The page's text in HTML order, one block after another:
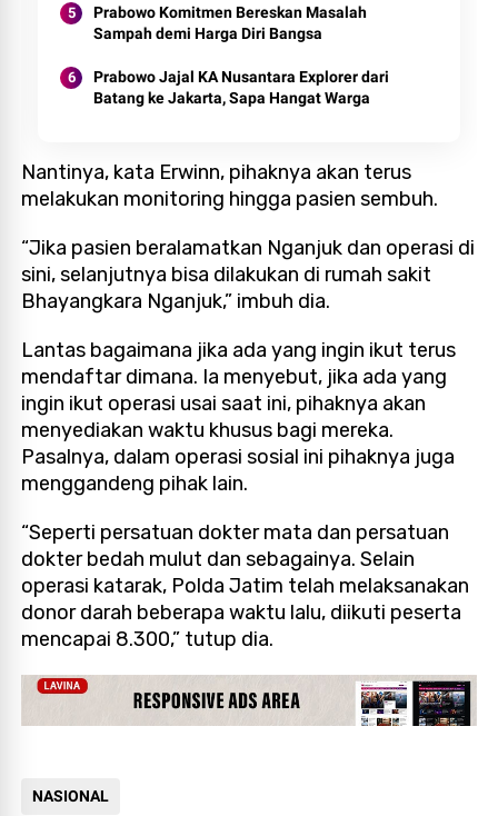
Prabowo Komitmen Bereskan Masalah
Sampah demi Harga Diri Bangsa
Prabowo Jajal KA Nusantara Explorer dari
Batang ke Jakarta, Sapa Hangat Warga
Nantinya, kata Erwinn, pihaknya akan terus
melakukan monitoring hingga pasien sembuh.
“Jika pasien beralamatkan Nganjuk dan operasi di
sini, selanjutnya bisa dilakukan di rumah sakit
Bhayangkara Nganjuk,” imbuh dia.
Lantas bagaimana jika ada yang ingin ikut terus
mendaftar dimana. Ia menyebut, jika ada yang
ingin ikut operasi usai saat ini, pihaknya akan
menyediakan waktu khusus bagi mereka.
Pasalnya, dalam operasi sosial ini pihaknya juga
menggandeng pihak lain.
“Seperti persatuan dokter mata dan persatuan
dokter bedah mulut dan sebagainya. Selain
operasi katarak, Polda Jatim telah melaksanakan
donor darah beberapa waktu lalu, diikuti peserta
mencapai 8.300,” tutup dia.
NASIONAL